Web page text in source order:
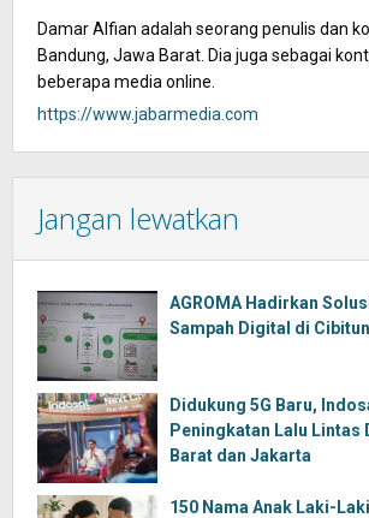
Damar Alfian adalah seorang penulis dan
Bandung, Jawa Barat. Dia juga sebagai
beberapa media online.
https://www.jabarmedia.com
Jangan lewatkan
AGROMA Hadirkan
Sampah Digital di
Didukung 5G Baru,
Peningkatan Lalu Lintas
Barat dan Jakarta
150 Nama Anak Laki-